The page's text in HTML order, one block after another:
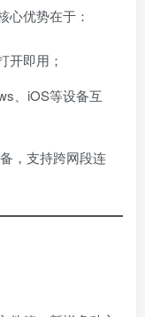
心优势在于：
开即用；
、iOS等设备互
，支持跨网段连